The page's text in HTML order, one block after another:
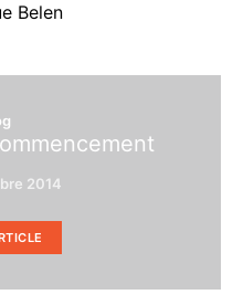
Belen
2014